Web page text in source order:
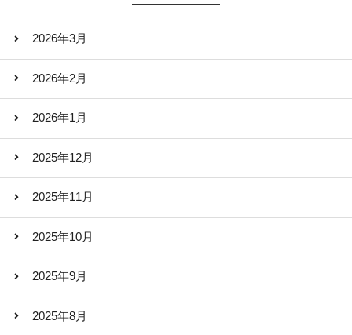
2026年3月
2026年2月
2026年1月
2025年12月
2025年11月
2025年10月
2025年9月
2025年8月